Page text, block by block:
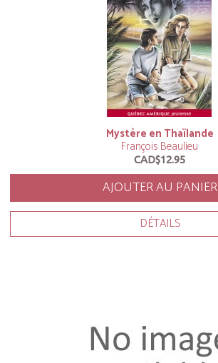
Mystère en Thaïlande
François Beaulieu
CAD$12.95
AJOUTER AU PANIER
DÉTAILS